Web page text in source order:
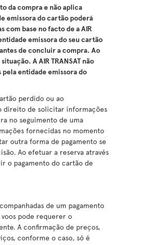
da compra e não aplica
emissora do cartão poderá
base no facto de a AIR
emissora do seu cartão
de concluir a compra. Ao
A AIR TRANSAT não
entidade emissora do
perdido ou ao
direito de solicitar informações
no seguimento de uma
fornecidas no momento
outra forma de pagamento se
Ao efetuar a reserva através
o pagamento do cartão de
de um pagamento
pode requerer o
A confirmação de preços,
conforme o caso, só é